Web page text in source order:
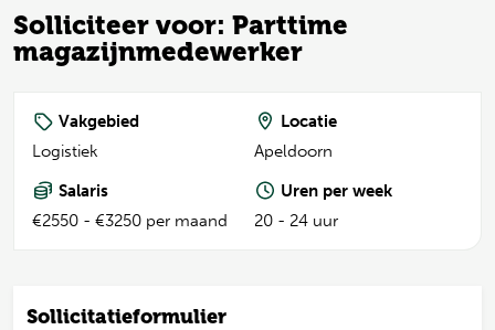
Solliciteer voor: Parttime
magazijnmedewerker
Vakgebied
Logistiek
Locatie
Apeldoorn
Salaris
€2550 - €3250 per maand
Uren per week
20 - 24 uur
Sollicitatieformulier